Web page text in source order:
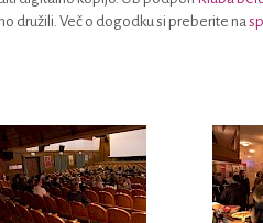
družili. Več o dogodku si preberite na